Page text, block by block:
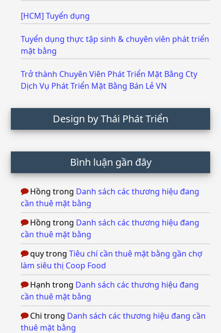
[HCM] Tuyển dụng
Tuyển dụng thực tập sinh & chuyên viên phát triển
mặt bằng
Trở thành Chuyên Viên Phát Triển Mặt Bằng Cty
Dịch Vụ Phát Triển Mặt Bằng Bán Lẻ VN
Design by Thái Phát Triển
Bình luận gần đây
Hồng trong Danh sách các thương hiệu đang
cần thuê mặt bằng
Hồng trong Danh sách các thương hiệu đang
cần thuê mặt bằng
quytrongTiêu chí cần thuê mặt bằng gần chợ
làm siêu thị Coop Food
Hạnh trong Danh sách các thương hiệu đang
cần thuê mặt bằng
Chi trong Danh sách các thương hiệu đang cần
thuê mặt bằng